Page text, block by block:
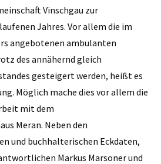
Vinschgau zur
Jahres. Vor allem die im
angebotenen ambulanten
des annähernd gleich
gesteigert werden, heißt es
Möglich mache dies vor allem die
mit dem
Meran. Neben den
und buchhalterischen Eckdaten,
Markus Marsoner und